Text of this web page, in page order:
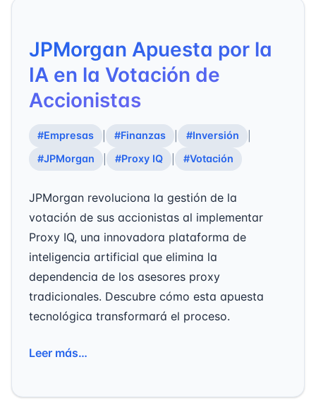
JPMorgan Apuesta por la
IA en la Votación de
Accionistas
#Empresas #Finanzas #Inversión
#JPMorgan
#Proxy IQ #Votación
JPMorgan revoluciona la gestión de la
votación de sus accionistas al implementar
Proxy IQ, una innovadora plataforma de
inteligencia artificial que elimina la
dependencia de los asesores proxy
tradicionales. Descubre cómo esta apuesta
tecnológica transformará el proceso.
Leer más…